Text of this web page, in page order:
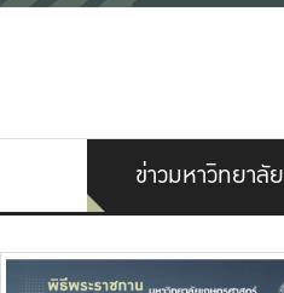
ข่าวมหาวิทยาลัย